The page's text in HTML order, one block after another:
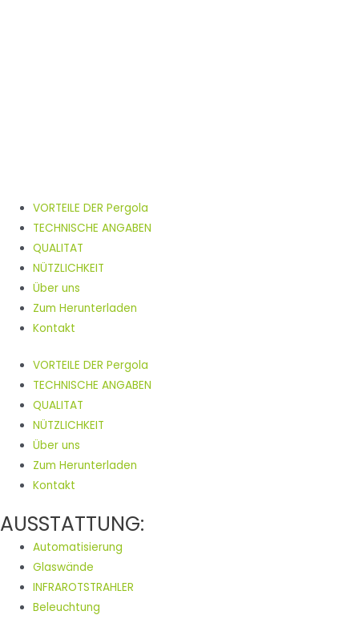
VORTEILE DER Pergola
TECHNISCHE ANGABEN
QUALITAT
NÜTZLICHKEIT
Über uns
Zum Herunterladen
Kontakt
VORTEILE DER Pergola
TECHNISCHE ANGABEN
QUALITAT
NÜTZLICHKEIT
Über uns
Zum Herunterladen
Kontakt
AUSSTATTUNG:
Automatisierung
Glaswände
INFRAROTSTRAHLER
Beleuchtung